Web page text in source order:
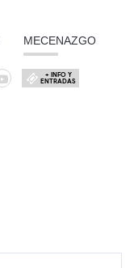
MECENAZGO
+ INFO Y
ENTRADAS